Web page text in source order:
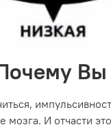
И отчасти